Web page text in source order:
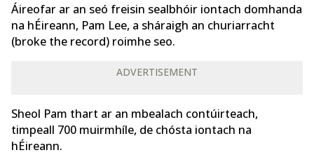
Áireofar ar an seó freisin sealbhóir iontach domhanda
na hÉireann, Pam Lee, a sháraigh an churiarracht
(broke the record) roimhe seo.
ADVERTISEMENT
Sheol Pam thart ar an mbealach contúirteach,
timpeall 700 muirmhíle, de chósta iontach na
hÉireann.